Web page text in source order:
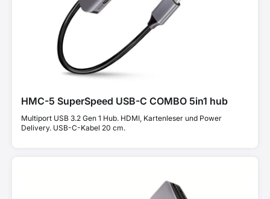
HMC-5 SuperSpeed USB-C COMBO 5in1 hub
Multiport USB 3.2 Gen 1 Hub. HDMI, Kartenleser und Power
Delivery. USB-C-Kabel 20 cm.